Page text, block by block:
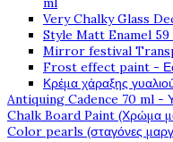
Very Chalky Glass
Style Matt Enamel 59
Mirror festival
Frost effect paint -
Κρέμα χάραξης
Antiquing Cadence 70 ml -
Chalk Board Paint (Χρώμα
Color pearls (σταγόνες